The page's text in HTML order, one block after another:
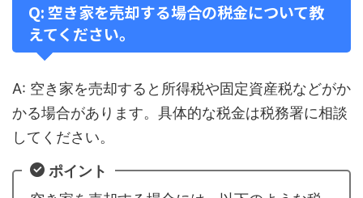
Q: 空き家を売却する場合の税金について教
えてください。
A: 空き家を売却すると所得税や固定資産税などがか
かる場合があります。具体的な税金は税務署に相談
してください。
ポイント